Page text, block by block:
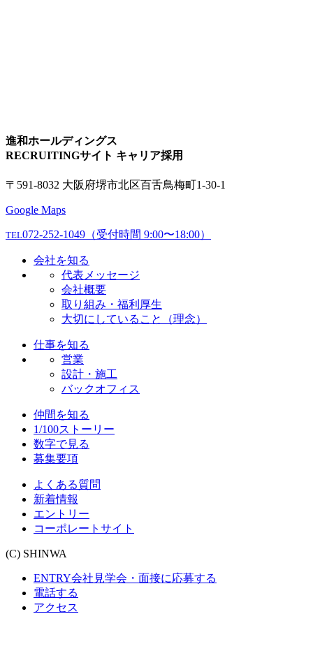
進和ホールディングス
RECRUITINGサイト キャリア採用
〒591-8032 大阪府堺市北区百舌鳥梅町1-30-1
Google Maps
TEL072-252-1049 （受付時間 9:00〜18:00）
会社を知る
代表メッセージ
会社概要
取り組み・福利厚生
大切にしていること（理念）
仕事を知る
営業
設計・施工
バックオフィス
仲間を知る
1/100ストーリー
数字で見る
募集要項
よくある質問
新着情報
エントリー
コーポレートサイト
(C) SHINWA
ENTRY会社見学会・面接に応募する
電話する
アクセス